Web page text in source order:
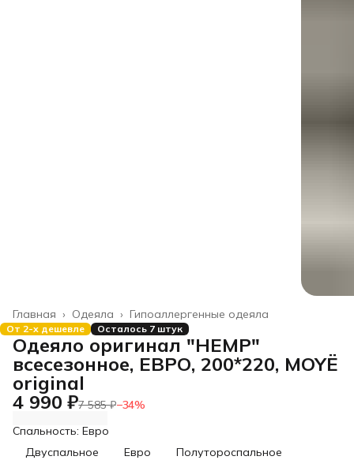
Гипоаллергенные одеяла
Одеяла ›
Главная ›
От 2-х дешевле Осталось 7 штук
Одеяло оригинал "HEMP"
всесезонное, ЕВРО, 200*220, MOYЁ
original
4 990 ₽7 585 ₽−34%
Спальность: Евро
Двуспальное
Евро Полутороспальное